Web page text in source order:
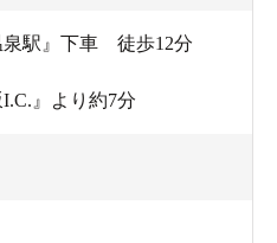
泉駅』下車 徒歩12分
』より約7分